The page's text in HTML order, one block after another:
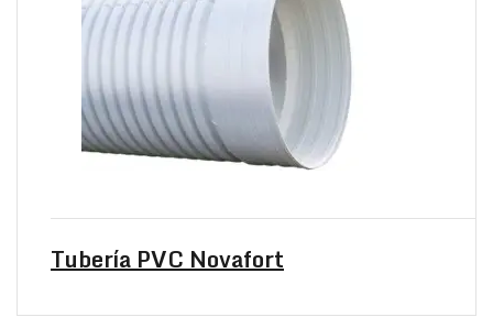
Tubería PVC Novafort